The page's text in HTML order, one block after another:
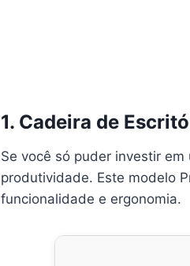
1. Cadeira de
Se você só puder investir
produtividade. Este modelo
funcionalidade e ergonomia.